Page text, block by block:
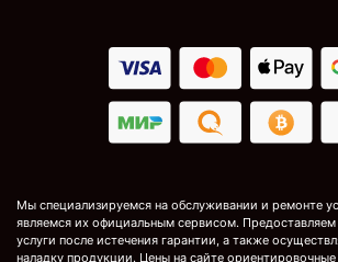
Мы специализируемся на обслуживании и ремонте
являемся их официальным сервисом. Предоставляем
услуги после истечения гарантии, а также
наладку продукции. Цены на сайте